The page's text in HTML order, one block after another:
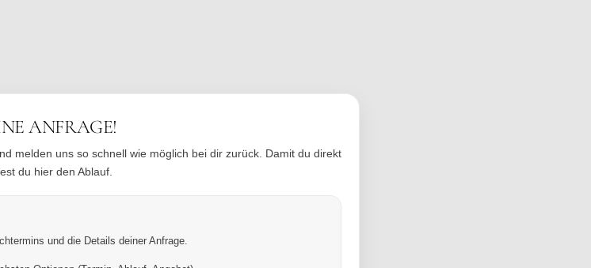
ANFRAGE!
melden uns so schnell wie möglich bei dir zurück. Damit du direkt
du hier den Ablauf.
und die Details deiner Anfrage.